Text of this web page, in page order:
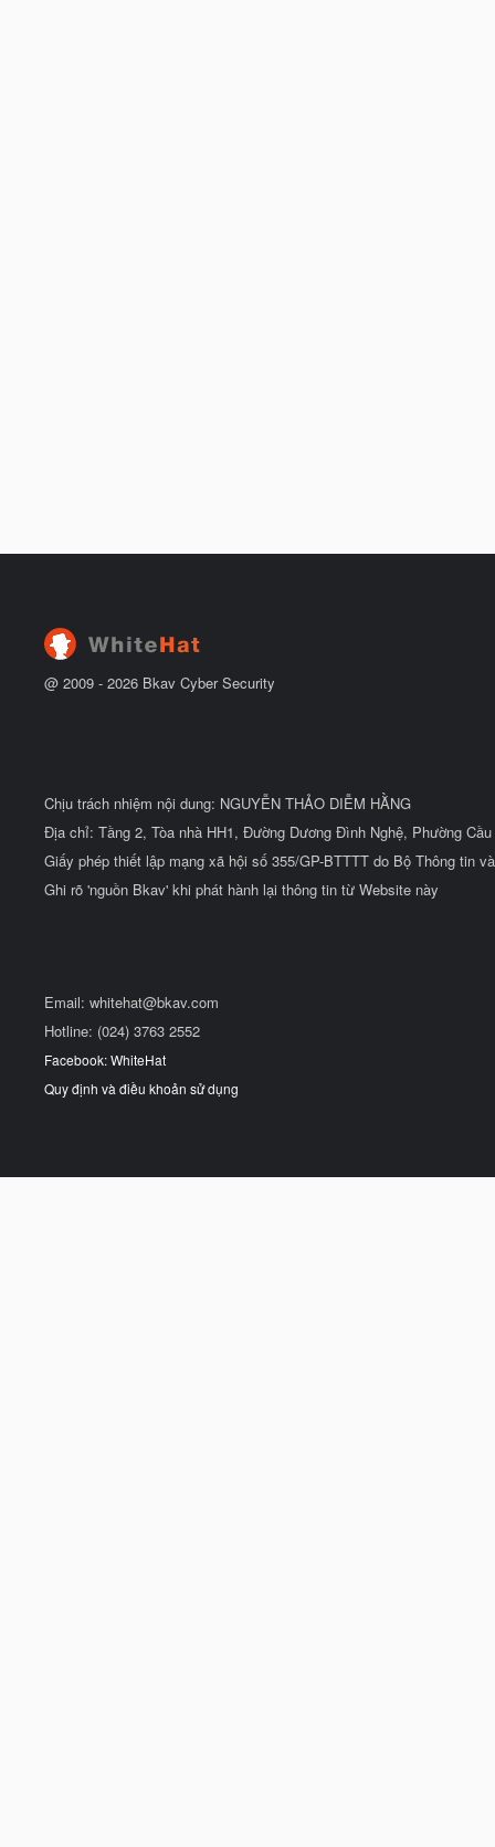
@ 2009 - 2026 Bkav Cyber Security
Chịu trách nhiệm nội dung: NGUYỄN THẢO DIỄM HẰNG
Địa chỉ: Tầng 2, Tòa nhà HH1, Đường Dương Đình Nghệ, Phường
Giấy phép thiết lập mạng xã hội số 355/GP-BTTTT do Bộ Thông tin
Ghi rõ 'nguồn Bkav' khi phát hành lại thông tin từ Website này
Email: whitehat@bkav.com
Hotline: (024) 3763 2552
Facebook: WhiteHat
Quy định và điều khoản sử dụng